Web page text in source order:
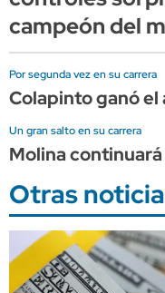
campeón del
Por segunda vez en su carrera
Colapinto ganó el
Un gran salto en su carrera
Molina
Otras